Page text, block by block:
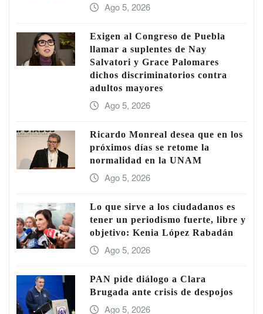
Ago 5, 2026
Exigen al Congreso de Puebla
llamar a suplentes de Nay
Salvatori y Grace Palomares
dichos discriminatorios contra
adultos mayores
Ago 5, 2026
Ricardo Monreal desea que en los
próximos días se retome la
normalidad en la UNAM
Ago 5, 2026
Lo que sirve a los ciudadanos es
tener un periodismo fuerte, libre y
objetivo: Kenia López Rabadán
Ago 5, 2026
PAN pide diálogo a Clara
Brugada ante crisis de despojos
Ago 5, 2026